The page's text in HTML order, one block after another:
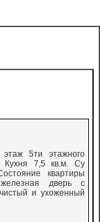
5ти этажного
Кухня 7,5 кв.м. Су
квартиры
дверь с
и ухоженный